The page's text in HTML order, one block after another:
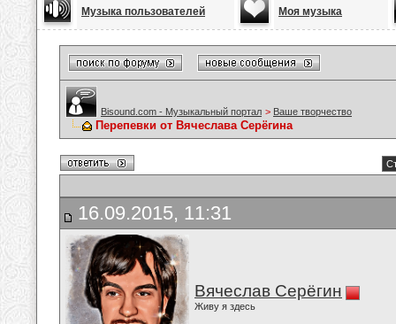
Музыка пользователей Моя музыка
Bisound.com - Музыкальный портал > Ваше творчество
Перепевки от Вячеслава Серёгина
16.09.2015, 11:31
Вячеслав Серёгин
Живу я здесь